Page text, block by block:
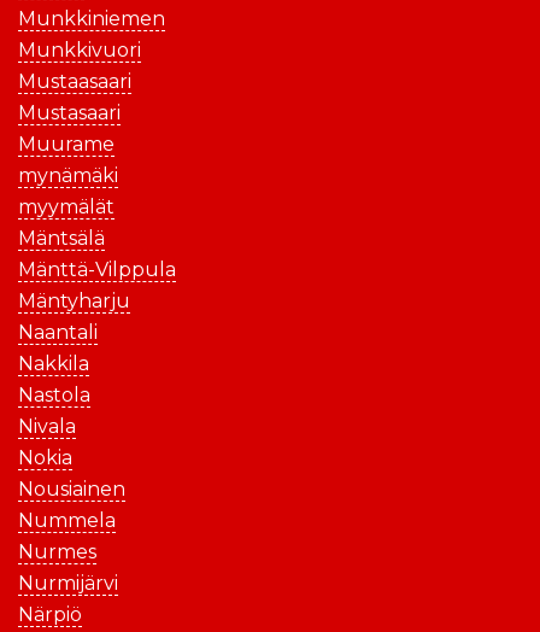
Munkkiniemen
Munkkivuori
Mustaasaari
Mustasaari
Muurame
mynämäki
myymälät
Mäntsälä
Mänttä-Vilppula
Mäntyharju
Naantali
Nakkila
Nastola
Nivala
Nokia
Nousiainen
Nummela
Nurmes
Nurmijärvi
Närpiö